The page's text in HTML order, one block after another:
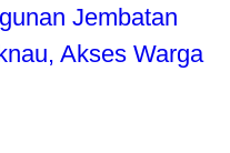
Jembatan
Akses Warga